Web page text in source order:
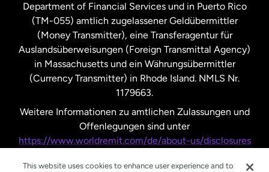
Vereinigtes Königreich
Department of Financial Services und in Puerto Rico
(TM-055) amtlich zugelassener Geldübermittler
(Money Transmitter), eine Transferagentur für
Auslandsüberweisungen (Foreign Transmittal Agency)
in Massachusetts und ein Währungsübermittler
(Currency Transmitter) in Rhode Island. NMLS Nr.
1179663.
Weitere Informationen zu amtlichen Zulassungen und
Offenlegungen sind unter
https://www.worldremit.com/de/about-us/disclosures
This website uses cookies to enhance user experience and to